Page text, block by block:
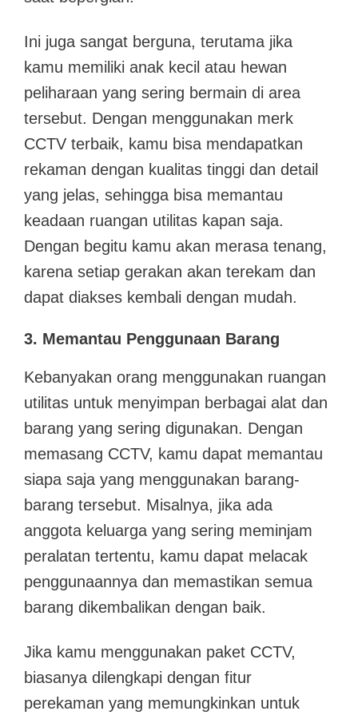
Ini juga sangat berguna, terutama jika
kamu memiliki anak kecil atau hewan
peliharaan yang sering bermain di area
tersebut. Dengan menggunakan merk
CCTV terbaik, kamu bisa mendapatkan
rekaman dengan kualitas tinggi dan detail
yang jelas, sehingga bisa memantau
keadaan ruangan utilitas kapan saja.
Dengan begitu kamu akan merasa tenang,
karena setiap gerakan akan terekam dan
dapat diakses kembali dengan mudah.
3. Memantau Penggunaan Barang
Kebanyakan orang menggunakan ruangan
utilitas untuk menyimpan berbagai alat dan
barang yang sering digunakan. Dengan
memasang CCTV, kamu dapat memantau
siapa saja yang menggunakan barang-
barang tersebut. Misalnya, jika ada
anggota keluarga yang sering meminjam
peralatan tertentu, kamu dapat melacak
penggunaannya dan memastikan semua
barang dikembalikan dengan baik.
Jika kamu menggunakan paket CCTV,
biasanya dilengkapi dengan fitur
perekaman yang memungkinkan untuk